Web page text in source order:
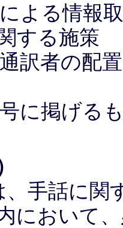
よる情報
する施策
訳者の配
に掲げる
手話に関
において